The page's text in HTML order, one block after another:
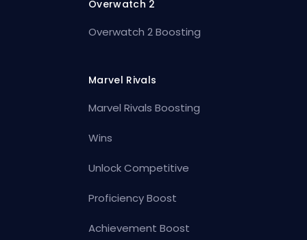
Overwatch 2
Overwatch 2 Boosting
Marvel Rivals
Marvel Rivals Boosting
Wins
Unlock Competitive
Proficiency Boost
Achievement Boost